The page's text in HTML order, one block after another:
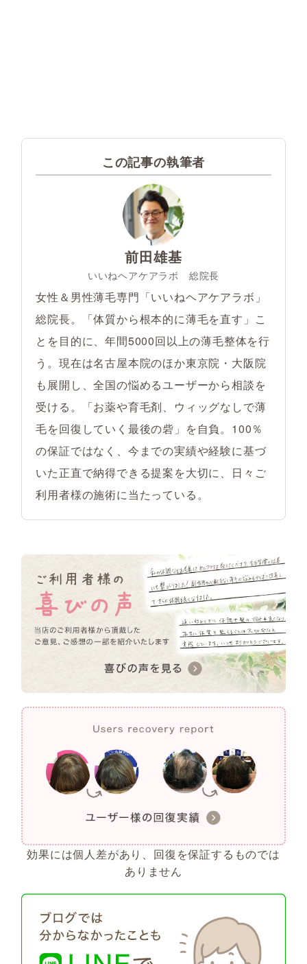
この記事の執筆者
前田雄基
いいねヘアケアラボ 総院長
女性＆男性薄毛専門「いいねヘアケアラボ」
総院長。「体質から根本的に薄毛を直す」こ
とを目的に、年間5000回以上の薄毛整体を行
う。現在は名古屋本院のほか東京院・大阪院
も展開し、全国の悩めるユーザーから相談を
受ける。「お薬や育毛剤、ウィッグなしで薄
毛を回復していく最後の砦」を自負。100％
の保証ではなく、今までの実績や経験に基づ
いた正直で納得できる提案を大切に、日々ご
利用者様の施術に当たっている。
効果には個人差があり、回復を保証するものでは
ありません